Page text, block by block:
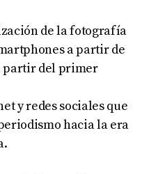
de la fotografía
a partir de
partir del primer
y redes sociales que
hacia la era